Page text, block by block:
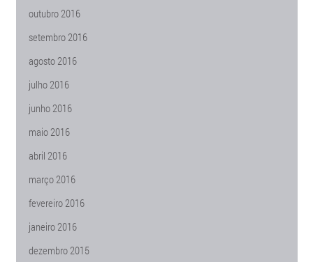
outubro 2016
setembro 2016
agosto 2016
julho 2016
junho 2016
maio 2016
abril 2016
março 2016
fevereiro 2016
janeiro 2016
dezembro 2015